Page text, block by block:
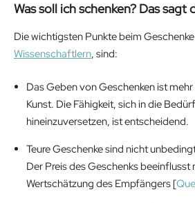
Was soll ich schenken? Das sagt
Die wichtigsten Punkte beim
Wissenschaftlern, sind:
Das Geben von Geschenken ist
Kunst. Die Fähigkeit, sich in die
hineinzuversetzen, ist entscheidend.
Teure Geschenke sind nicht
Der Preis des Geschenks beeinflusst
Wertschätzung des Empfängers [